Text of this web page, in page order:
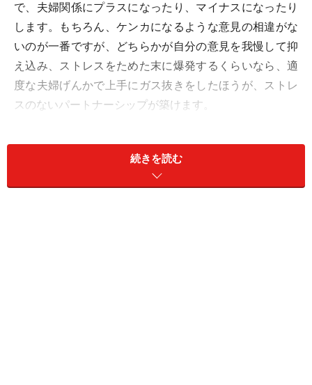
で、夫婦関係にプラスになったり、マイナスになったり
します。もちろん、ケンカになるような意見の相違がな
いのが一番ですが、どちらかが自分の意見を我慢して抑
え込み、ストレスをためた末に爆発するくらいなら、適
度な夫婦げんかで上手にガス抜きをしたほうが、ストレ
スのないパートナーシップが築けます。
いい夫婦げんかは夫婦間にたまった老廃物を排出する
「デトックス効果」をもたらしますが、ダメな夫婦げん
かは逆に出口をふさぐだけでなく、ストレスからもっと
続きを読む